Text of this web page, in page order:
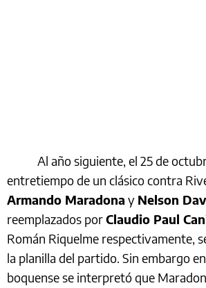
Al año siguiente, el 25 de
entretiempo de un clásico contra
Armando Maradona y Nelson
reemplazados porClaudio Paul
Román Riquelme respectivamente,
la planilla del partido. Sin embargo
boquense se interpretó que